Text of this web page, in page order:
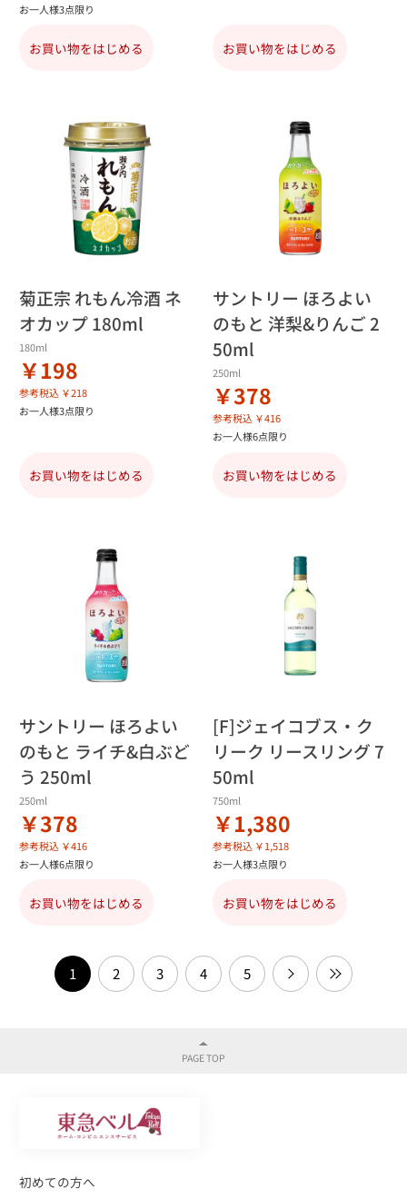
お一人様3点限り
お買い物をはじめる お買い物をはじめる
菊正宗 れもん冷酒 ネ
オカップ 180ml
180ml
￥198
参考税込 ￥218
お一人様3点限り
お買い物をはじめる
サントリー ほろよい
のもと 洋梨&りんご 2
50ml
250ml
￥378
参考税込 ￥416
お一人様6点限り
お買い物をはじめる
サントリー ほろよい
のもと ライチ&白ぶど
う 250ml
250ml
￥378
参考税込 ￥416
お一人様6点限り
お買い物をはじめる
[F]ジェイコブス・ク
リーク リースリング 7
50ml
750ml
￥1,380
参考税込 ￥1,518
お一人様3点限り
お買い物をはじめる
1 2 3 4 5
初めての方へ